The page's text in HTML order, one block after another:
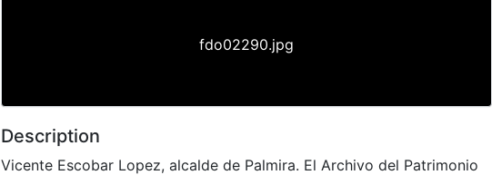
fdo02290.jpg
Description
Vicente Escobar Lopez, alcalde de Palmira. El Archivo del Patrimonio